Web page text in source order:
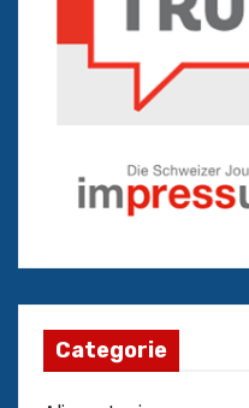
Categorie